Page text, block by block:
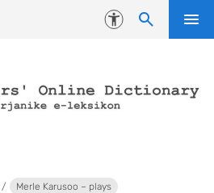
Accessibility
Merle Karusoo – plays